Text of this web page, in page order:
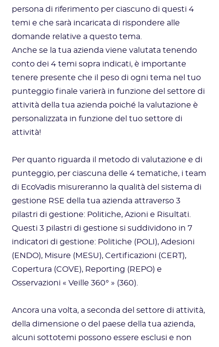
persona di riferimento per ciascuno di questi 4
temi e che sarà incaricata di rispondere alle
domande relative a questo tema.
Anche se la tua azienda viene valutata tenendo
conto dei 4 temi sopra indicati, è importante
tenere presente che il peso di ogni tema nel tuo
punteggio finale varierà in funzione del settore di
attività della tua azienda poiché la valutazione è
personalizzata in funzione del tuo settore di
attività!
Per quanto riguarda il metodo di valutazione e di
punteggio, per ciascuna delle 4 tematiche, i team
di EcoVadis misureranno la qualità del sistema di
gestione RSE della tua azienda attraverso 3
pilastri di gestione: Politiche, Azioni e Risultati.
Questi 3 pilastri di gestione si suddividono in 7
indicatori di gestione: Politiche (POLI), Adesioni
(ENDO), Misure (MESU), Certificazioni (CERT),
Copertura (COVE), Reporting (REPO) e
Osservazioni « Veille 360° » (360).
Ancora una volta, a seconda del settore di attività,
della dimensione o del paese della tua azienda,
alcuni sottotemi possono essere esclusi e non